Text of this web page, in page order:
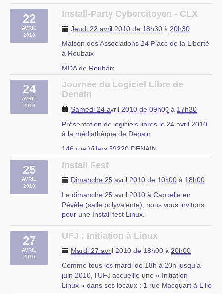
rue du Mal Assis, Lille
22
AVRIL
2010
Install-Party Cybercitoyen - CLX
Jeudi 22 avril 2010 de 18h30 à 20h30
Maison des Associations 24 Place de la Liberté
à Roubaix
MDA de Roubaix
24
AVRIL
2010
Journée du Logiciel Libre de
Denain
Samedi 24 avril 2010 de 09h00 à 17h30
Présentation de logiciels libres le 24 avril 2010
à la médiathèque de Denain
146 rue Villars 59220 DENAIN
25
AVRIL
2010
Install Fest
Dimanche 25 avril 2010 de 10h00 à 18h00
Le dimanche 25 avril 2010 à Cappelle en
Pévèle (salle polyvalente), nous vous invitons
pour une Install fest Linux.
27
AVRIL
2010
UFJ : Initiation à Linux
Mardi 27 avril 2010 de 18h00 à 20h00
Comme tous les mardi de 18h à 20h jusqu’a
juin 2010, l’UFJ accueille une « Initiation
Linux » dans ses locaux : 1 rue Macquart à Lille